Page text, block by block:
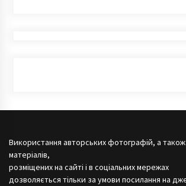
Використання авторських фотографій, а
матеріалів,
розміщених на сайті і в соціальних мережах
дозволяється тільки за умови посилання на